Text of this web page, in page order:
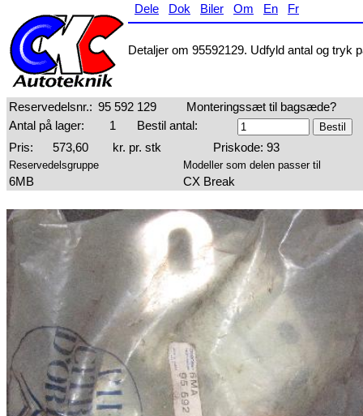
Dele Dok Biler Om En Fr
Detaljer om 95592129. Udfyld antal og tryk
Reservedelsnr.: 95 592 129
Monteringssæt til bagsæde?
Antal på lager:
1
Bestil antal:
Pris:
573,60 kr. pr. stk Priskode: 93
Reservedelsgruppe Modeller som delen passer til
6MB CX Break